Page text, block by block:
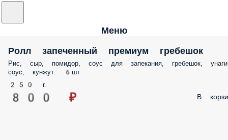
Меню
Ролл запеченный премиум гребешок
Рис, сыр, помидор, соус для запекания, гребешок, унаги
соус, кунжут. 6шт
250 г.
800 ₽ В